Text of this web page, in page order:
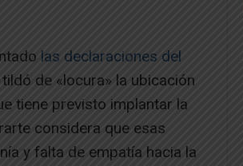
las declaraciones del
tildó de «locura» la ubicación
tiene previsto implantar la
considera que esas
y falta de empatía hacia la